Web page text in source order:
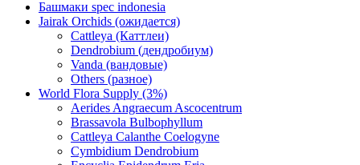
Башмаки spec indonesia
Jairak Orchids (ожидается)
Cattleya (Каттлеи)
Dendrobium (дендробиум)
Vanda (вандовые)
Others (разное)
World Flora Supply (3%)
Aerides Angraecum Ascocentrum
Brassavola Bulbophyllum
Cattleya Calanthe Coelogyne
Cymbidium Dendrobium